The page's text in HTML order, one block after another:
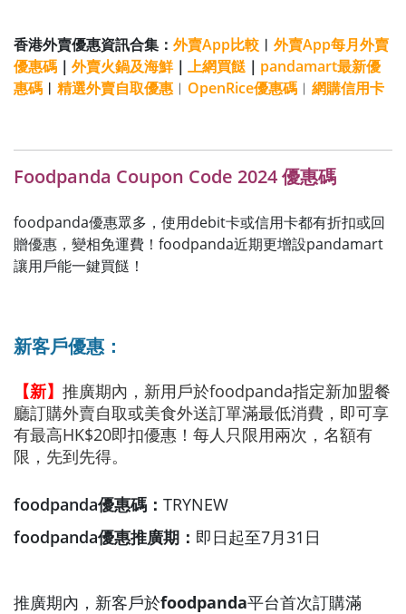
香港外賣優惠資訊合集： 外賣App比較 ︱ 外賣App每月外賣
優惠碼 ｜ 外賣火鍋及海鮮｜ 上網買餸｜ pandamart最新優
惠碼 ︱ 精選外賣自取優惠 ︳ OpenRice優惠碼 ︳ 網購信用卡
Foodpanda Coupon Code 2024 優惠碼
foodpanda優惠眾多，使用debit卡或信用卡都有折扣或回
贈優惠，變相免運費！foodpanda近期更增設pandamart
讓用戶能一鍵買餸！
新客戶優惠：
【新】 推廣期內，新用戶於foodpanda指定新加盟餐
廳訂購外賣自取或美食外送訂單滿最低消費，即可享
有最高HK$20即扣優惠！每人只限用兩次，名額有
限，先到先得。
foodpanda優惠碼： TRYNEW
foodpanda優惠推廣期： 即日起至7月31日
推廣期內，新客戶於foodpanda平台首次訂購滿